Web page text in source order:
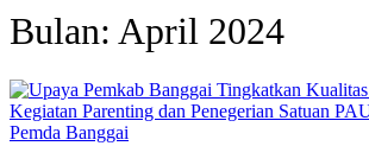
Bulan: April 2024
Pemda Banggai